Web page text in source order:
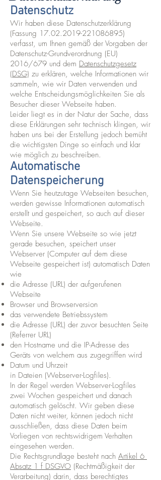
Datenschutz
Wir haben diese Datenschutzerklärung
(Fassung 17.02.2019-221086895)
verfasst, um Ihnen gemäß der Vorgaben der
Datenschutz-Grundverordnung (EU)
2016/679 und dem Datenschutzgesetz
(DSG) zu erklären, welche Informationen wir
sammeln, wie wir Daten verwenden und
welche Entscheidungsmöglichkeiten Sie als
Besucher dieser Webseite haben.
Leider liegt es in der Natur der Sache, dass
diese Erklärungen sehr technisch klingen, wir
haben uns bei der Erstellung jedoch bemüht
die wichtigsten Dinge so einfach und klar
wie möglich zu beschreiben.
Automatische
Datenspeicherung
Wenn Sie heutzutage Webseiten besuchen,
werden gewisse Informationen automatisch
erstellt und gespeichert, so auch auf dieser
Webseite.
Wenn Sie unsere Webseite so wie jetzt
gerade besuchen, speichert unser
Webserver (Computer auf dem diese
Webseite gespeichert ist) automatisch Daten
wie
die Adresse (URL) der aufgerufenen
Webseite
Browser und Browserversion
das verwendete Betriebssystem
die Adresse (URL) der zuvor besuchten Seite
(Referrer URL)
den Hostname und die IP-Adresse des
Geräts von welchem aus zugegriffen wird
Datum und Uhrzeit
in Dateien (Webserver-Logfiles).
In der Regel werden Webserver-Logfiles
zwei Wochen gespeichert und danach
automatisch gelöscht. Wir geben diese
Daten nicht weiter, können jedoch nicht
ausschließen, dass diese Daten beim
Vorliegen von rechtswidrigem Verhalten
eingesehen werden.
Die Rechtsgrundlage besteht nach Artikel 6
Absatz 1 f DSGVO (Rechtmäßigkeit der
Verarbeitung) darin, dass berechtigtes